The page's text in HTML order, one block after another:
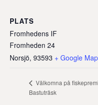
PLATS
Fromhedens IF
Fromheden 24
Norsjö, 93593 + Google Map
Välkomna på
Bastuträsk